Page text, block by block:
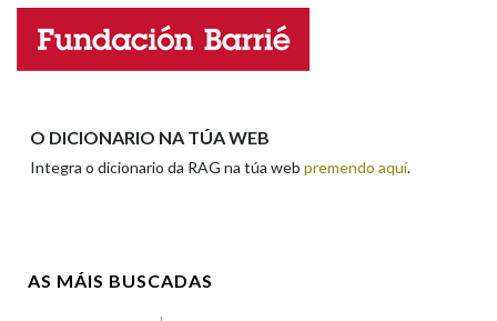
Marcas gramaticais
Nome
O DICIONARIO NA TÚA WEB
Integra o dicionario da RAG na túa web premendo aquí.
AS MÁIS BUSCADAS